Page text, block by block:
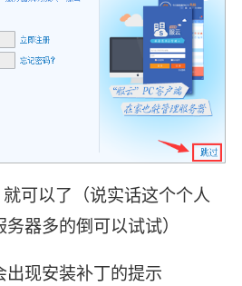
可以了（说实话这个个人
器多的倒可以试试）
现安装补丁的提示